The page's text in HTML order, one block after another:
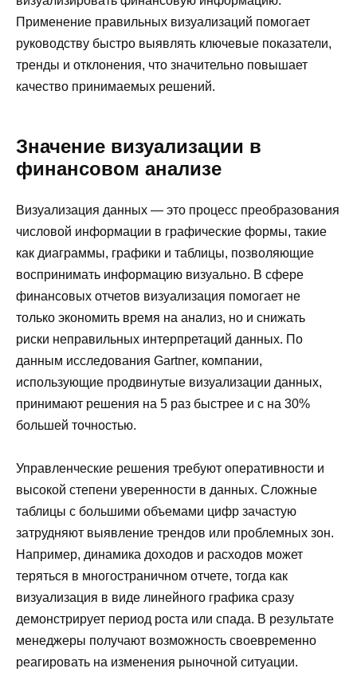
Применение правильных визуализаций помогает
руководству быстро выявлять ключевые показатели,
тренды и отклонения, что значительно повышает
качество принимаемых решений.
Значение визуализации в
финансовом анализе
Визуализация данных — это процесс преобразования
числовой информации в графические формы, такие
как диаграммы, графики и таблицы, позволяющие
воспринимать информацию визуально. В сфере
финансовых отчетов визуализация помогает не
только экономить время на анализ, но и снижать
риски неправильных интерпретаций данных. По
данным исследования Gartner, компании,
использующие продвинутые визуализации данных,
принимают решения на 5 раз быстрее и с на 30%
большей точностью.
Управленческие решения требуют оперативности и
высокой степени уверенности в данных. Сложные
таблицы с большими объемами цифр зачастую
затрудняют выявление трендов или проблемных зон.
Например, динамика доходов и расходов может
теряться в многостраничном отчете, тогда как
визуализация в виде линейного графика сразу
демонстрирует период роста или спада. В результате
менеджеры получают возможность своевременно
реагировать на изменения рыночной ситуации.